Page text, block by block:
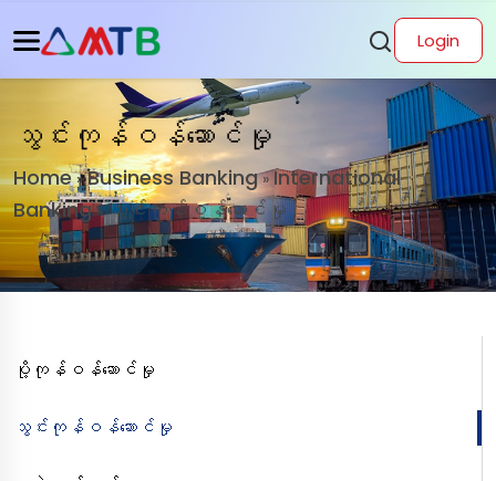
Login
သွင်းကုန်ဝန်ဆောင်မှု
Home»Business Banking»International
Banking»သွင်းကုန်ဝန်ဆောင်မှု
ပို့ကုန်ဝန်ဆောင်မှု
သွင်းကုန်ဝန်ဆောင်မှု